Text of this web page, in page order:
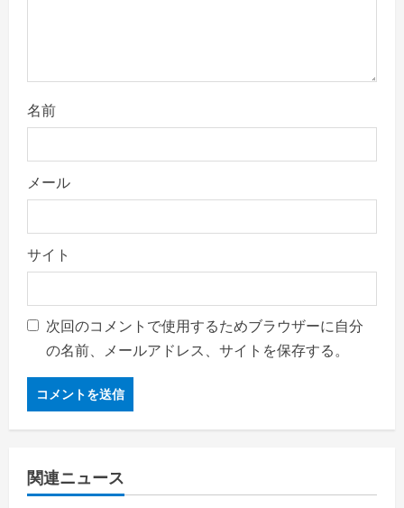
名前
メール
サイト
次回のコメントで使用するためブラウザーに自分
の名前、メールアドレス、サイトを保存する。
関連ニュース